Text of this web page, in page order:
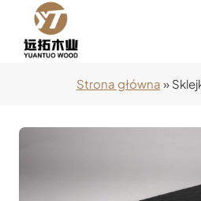
Przejdź
treści
Strona główna »